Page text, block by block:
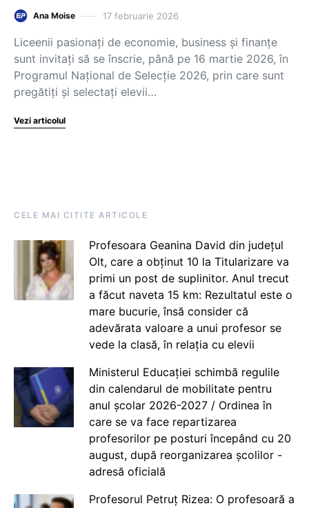
Ana Moise 17 februarie 2026
Liceenii pasionați de economie, business și finanțe
sunt invitați să se înscrie, până pe 16 martie 2026, în
Programul Național de Selecție 2026, prin care sunt
pregătiți și selectați elevii…
Vezi articolul
CELE MAI CITITE ARTICOLE
Profesoara Geanina David din județul
Olt, care a obținut 10 la Titularizare va
primi un post de suplinitor. Anul trecut
a făcut naveta 15 km: Rezultatul este o
mare bucurie, însă consider că
adevărata valoare a unui profesor se
vede la clasă, în relația cu elevii
Ministerul Educației schimbă regulile
din calendarul de mobilitate pentru
anul școlar 2026-2027 / Ordinea în
care se va face repartizarea
profesorilor pe posturi începând cu 20
august, după reorganizarea școlilor -
adresă oficială
Profesorul Petruț Rizea: O profesoară a